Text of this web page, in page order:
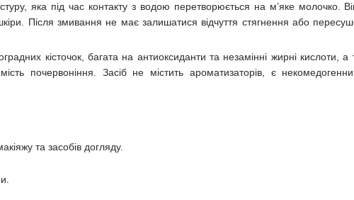
яка під час контакту з водою перетворюється на м’яке молочко.
Після змивання не має залишатися відчуття стягнення або
кісточок, багата на антиоксиданти та незамінні жирні
почервоніння. Засіб не містить ароматизаторів, є
та засобів догляду.